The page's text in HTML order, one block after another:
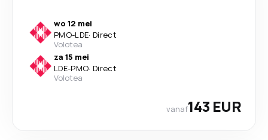
wo 12 mei
PMO-LDE· Direct
Volotea
za 15 mei
LDE-PMO· Direct
Volotea
vanaf143 EUR